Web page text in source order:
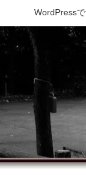
WordPress